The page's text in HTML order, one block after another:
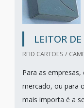
LEITOR
RFID CARTOES /
Para as
mercado, ou para
mais importa é a